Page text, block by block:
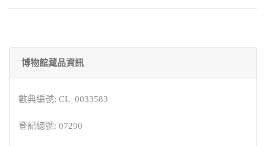
博物館藏品資訊
數典編號: CL_0033583
登記總號: 07290